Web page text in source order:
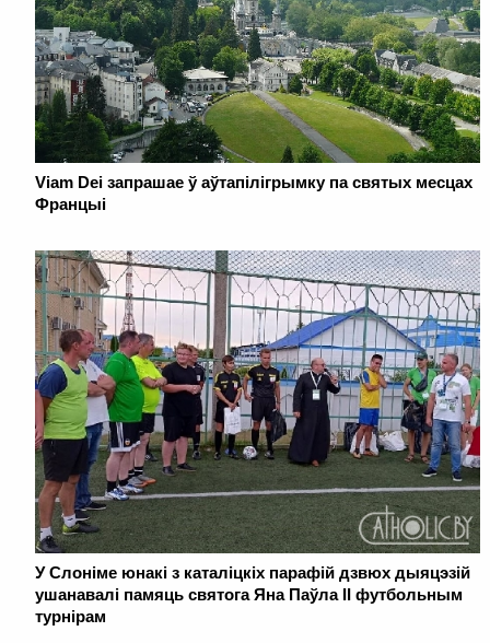
Viam Dei запрашае ў аўтапілігрымку па святых месцах
Францыі
У Слоніме юнакі з каталіцкіх парафій дзвюх дыяцэзій
ушанавалі памяць святога Яна Паўла ІІ футбольным
турнірам